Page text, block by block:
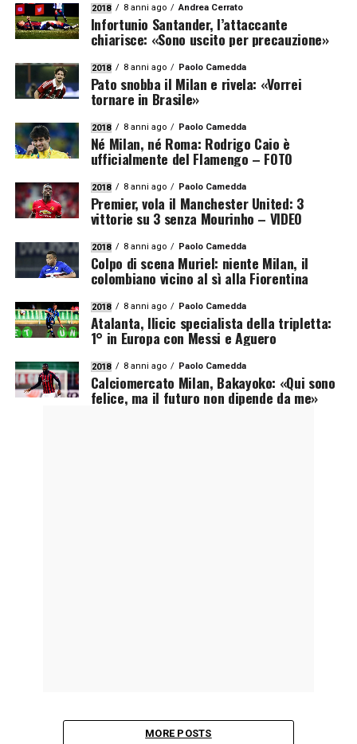
2018 8 anni ago Andrea Cerrato
Infortunio Santander, l’attaccante
chiarisce: «Sono uscito per precauzione»
2018 8 anni ago Paolo Camedda
Pato snobba il Milan e rivela: «Vorrei
tornare in Brasile»
2018 8 anni ago Paolo Camedda
Né Milan, né Roma: Rodrigo Caio è
ufficialmente del Flamengo – FOTO
2018 8 anni ago Paolo Camedda
Premier, vola il Manchester United: 3
vittorie su 3 senza Mourinho – VIDEO
2018 8 anni ago Paolo Camedda
Colpo di scena Muriel: niente Milan, il
colombiano vicino al sì alla Fiorentina
2018 8 anni ago Paolo Camedda
Atalanta, Ilicic specialista della tripletta:
1° in Europa con Messi e Aguero
2018 8 anni ago Paolo Camedda
Calciomercato Milan, Bakayoko: «Qui sono
felice, ma il futuro non dipende da me»
MORE POSTS